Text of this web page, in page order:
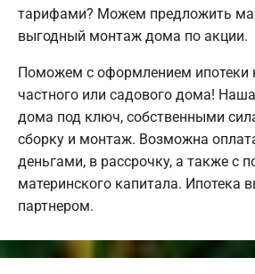
тарифами? Можем предложить
выгодный монтаж дома по акции.
Поможем с оформлением ипотеки
частного или садового дома!
дома под ключ, собственными
сборку и монтаж. Возможна
деньгами, в рассрочку, а также с
материнского капитала. Ипотека
партнером.